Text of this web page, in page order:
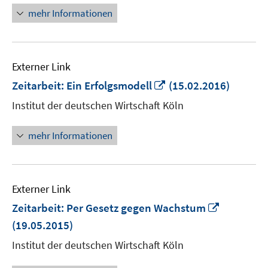
öffnen
mehr Informationen
Externer Link
Zeitarbeit: Ein Erfolgsmodell
In
neuem
Fenster
(15.02.2016)
Institut der deutschen Wirtschaft Köln
mehr Informationen
Externer Link
Zeitarbeit: Per Gesetz gegen Wachstum
(19.05.2015)
Institut der deutschen Wirtschaft Köln